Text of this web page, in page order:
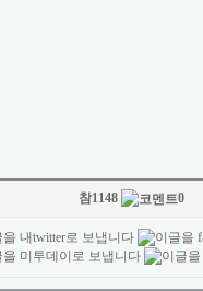
참1148 0